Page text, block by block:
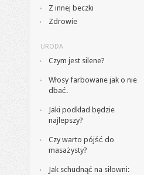
Z innej beczki
Zdrowie
URODA
Czym jest silene?
Włosy farbowane jak o nie
dbać.
Jaki podkład będzie
najlepszy?
Czy warto pójść do
masażysty?
Jak schudnąć na siłowni: